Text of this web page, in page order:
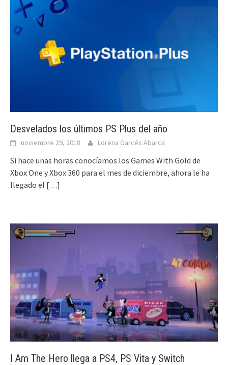
Desvelados los últimos PS Plus del año
noviembre 29, 2018 Lorena Garcés Abarca
Si hace unas horas conocíamos los Games With Gold de
Xbox One y Xbox 360 para el mes de diciembre, ahora le ha
llegado el […]
I Am The Hero llega a PS4, PS Vita y Switch